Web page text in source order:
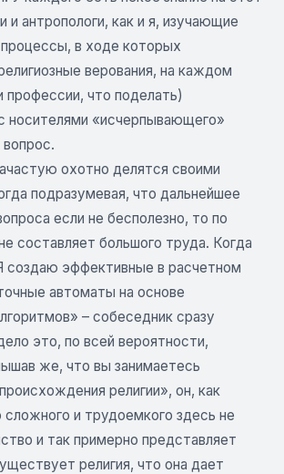
и антропологи, как и я, изучающие
в ходе которых
верования, на каждом
профессии, что поделать)
носителями «исчерпывающего»
охотно делятся своими
подразумевая, что дальнейшее
если не бесполезно, то по
составляет большого труда. Когда
создаю эффективные в расчетном
автоматы на основе
– собеседник сразу
это, по всей вероятности,
же, что вы занимаетесь
религии», он, как
сложного и трудоемкого здесь не
и так примерно представляет
религия, что она дает